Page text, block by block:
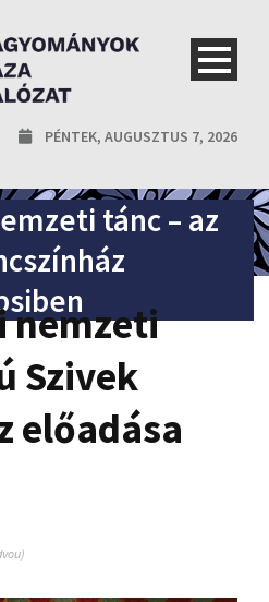
PÉNTEK, AUGUSZTUS 7, 2026
tánc – az
nemzeti
Szivek
előadása